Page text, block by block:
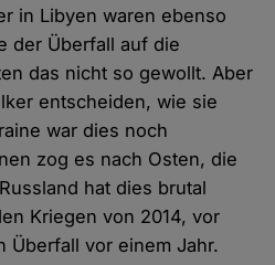
in Libyen waren ebenso
der Überfall auf die
das nicht so gewollt. Aber
entscheiden, wie sie
war dies noch
zog es nach Osten, die
hat dies brutal
Kriegen von 2014, vor
Überfall vor einem Jahr.